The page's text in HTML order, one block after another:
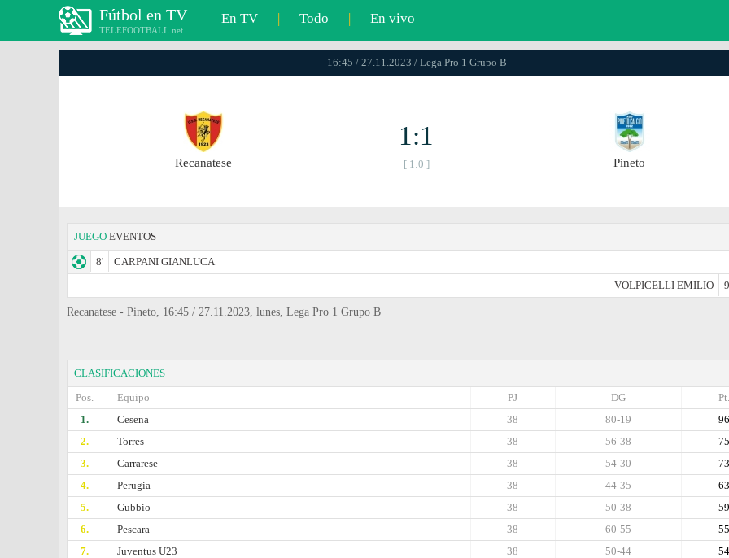
Fútbol en TV
TELEFOOTBALL.net
En TV | Todo | En vivo
16:45 / 27.11.2023 / Lega Pro 1 Grupo B
Recanatese
1:1
[ 1:0 ] Pineto
JUEGO EVENTOS
8'
CARPANI GIANLUCA
VOLPICELLI EMILIO
Recanatese - Pineto, 16:45 / 27.11.2023, lunes, Lega Pro 1 Grupo B
CLASIFICACIONES
Pos.
Equipo Pt.
DG
PJ
1.
Cesena 96
80-19
38
2.
Torres 75
56-38
38
3.
Carrarese 73
54-30
38
4.
Perugia 63
44-35
38
5.
Gubbio 59
50-38
38
6.
Pescara 55
60-55
38
7.
Juventus U23 54
50-44
38